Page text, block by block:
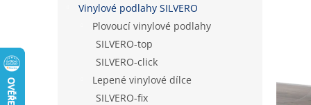
Vinylové podlahy SILVERO
Plovoucí vinylové podlahy
SILVERO-top
SILVERO-click
Lepené vinylové dílce
SILVERO-fix